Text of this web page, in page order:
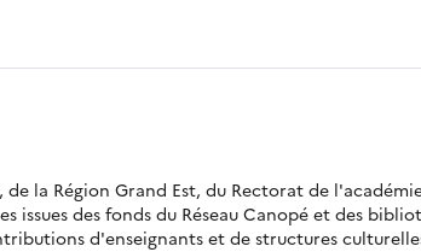
la Région Grand Est, du Rectorat de
issues des fonds du Réseau Canopé et des
d'enseignants et de structures